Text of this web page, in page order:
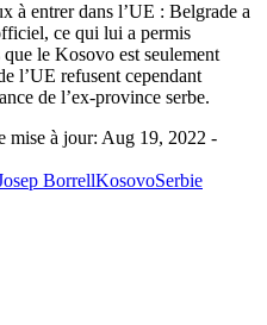
à entrer dans l’UE : Belgrade a
ce qui lui a permis
le Kosovo est seulement
l’UE refusent cependant
de l’ex-province serbe.
mise à jour: Aug 19, 2022 -
BorrellKosovoSerbie